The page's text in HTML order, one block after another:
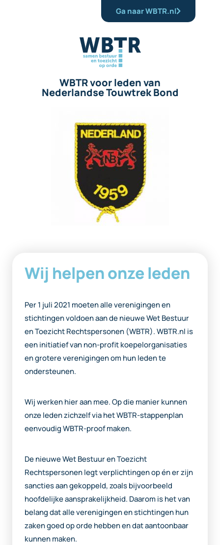
Ga naar WBTR.nl
WBTR voor leden van
Nederlandse Touwtrek Bond
Wij helpen onze leden
Per 1 juli 2021 moeten alle verenigingen en
stichtingen voldoen aan de nieuwe Wet Bestuur
en Toezicht Rechtspersonen (WBTR). WBTR.nl is
een initiatief van non-profit koepelorganisaties
en grotere verenigingen om hun leden te
ondersteunen.
Wij werken hier aan mee. Op die manier kunnen
onze leden zichzelf via het WBTR-stappenplan
eenvoudig WBTR-proof maken.
De nieuwe Wet Bestuur en Toezicht
Rechtspersonen legt verplichtingen op én er zijn
sancties aan gekoppeld, zoals bijvoorbeeld
hoofdelijke aansprakelijkheid. Daarom is het van
belang dat alle verenigingen en stichtingen hun
zaken goed op orde hebben en dat aantoonbaar
kunnen maken.